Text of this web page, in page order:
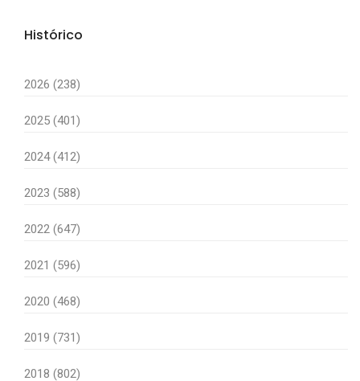
Histórico
2026 (238)
2025 (401)
2024 (412)
2023 (588)
2022 (647)
2021 (596)
2020 (468)
2019 (731)
2018 (802)